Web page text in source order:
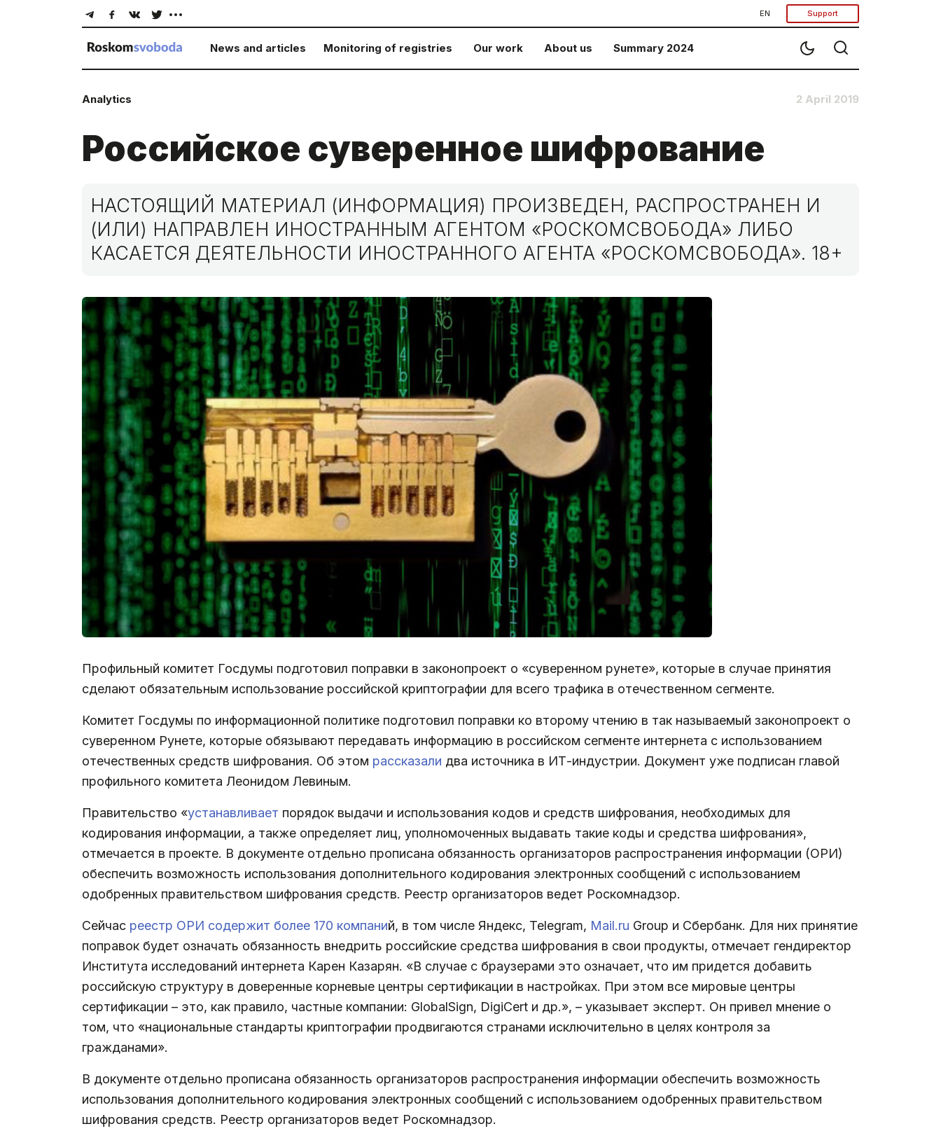
EN Support
News and articles Monitoring of registries Our work About us Summary 2024
Analytics 2 April 2019
Российское суверенное шифрование
НАСТОЯЩИЙ МАТЕРИАЛ (ИНФОРМАЦИЯ) ПРОИЗВЕДЕН, РАСПРОСТРАНЕН И
(ИЛИ) НАПРАВЛЕН ИНОСТРАННЫМ АГЕНТОМ «РОСКОМСВОБОДА» ЛИБО
КАСАЕТСЯ ДЕЯТЕЛЬНОСТИ ИНОСТРАННОГО АГЕНТА «РОСКОМСВОБОДА». 18+
Профильный комитет Госдумы подготовил поправки в законопроект о «суверенном рунете», которые в случае принятия
сделают обязательным использование российской криптографии для всего трафика в отечественном сегменте.
Комитет Госдумы по информационной политике подготовил поправки ко второму чтению в так называемый законопроект о
суверенном Рунете, которые обязывают передавать информацию в российском сегменте интернета с использованием
отечественных средств шифрования. Об этом рассказали два источника в ИТ-индустрии. Документ уже подписан главой
профильного комитета Леонидом Левиным.
Правительство «устанавливает порядок выдачи и использования кодов и средств шифрования, необходимых для
кодирования информации, а также определяет лиц, уполномоченных выдавать такие коды и средства шифрования»,
отмечается в проекте. В документе отдельно прописана обязанность организаторов распространения информации (ОРИ)
обеспечить возможность использования дополнительного кодирования электронных сообщений с использованием
одобренных правительством шифрования средств. Реестр организаторов ведет Роскомнадзор.
Сейчас реестр ОРИ содержит более 170 компаний, в том числе Яндекс, Telegram, Mail.ru Group и Сбербанк. Для них принятие
поправок будет означать обязанность внедрить российские средства шифрования в свои продукты, отмечает гендиректор
Института исследований интернета Карен Казарян. «В случае с браузерами это означает, что им придется добавить
российскую структуру в доверенные корневые центры сертификации в настройках. При этом все мировые центры
сертификации – это, как правило, частные компании: GlobalSign, DigiCert и др.», – указывает эксперт. Он привел мнение о
том, что «национальные стандарты криптографии продвигаются странами исключительно в целях контроля за
гражданами».
В документе отдельно прописана обязанность организаторов распространения информации обеспечить возможность
использования дополнительного кодирования электронных сообщений с использованием одобренных правительством
шифрования средств. Реестр организаторов ведет Роскомнадзор.